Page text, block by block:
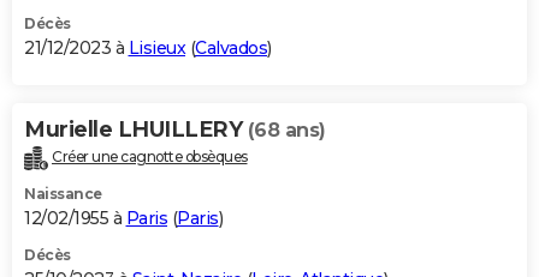
Décès
21/12/2023 à Lisieux(Calvados)
Murielle LHUILLERY (68 ans)
Créer une cagnotte obsèques
Naissance
12/02/1955 à Paris (Paris)
Décès